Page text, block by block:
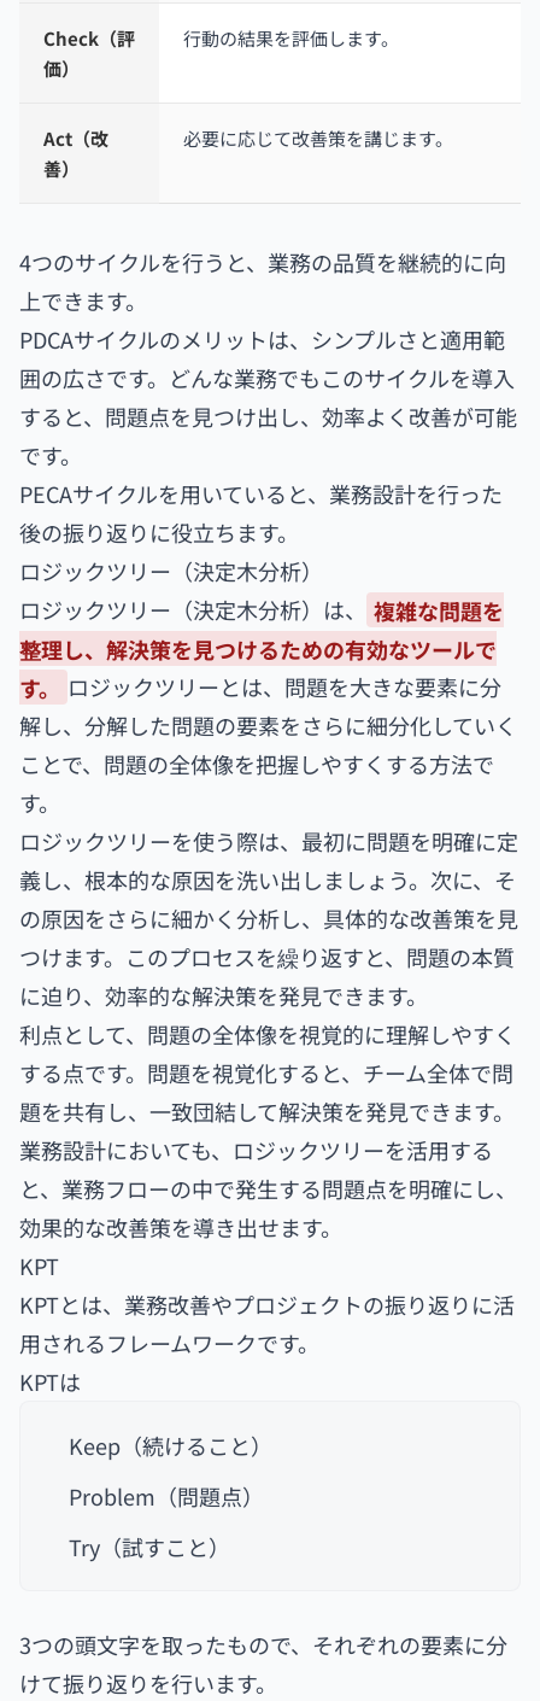
Check（評
価）
行動の結果を評価します。
Act（改
善）
必要に応じて改善策を講じます。
4つのサイクルを行うと、業務の品質を継続的に向
上できます。
PDCAサイクルのメリットは、シンプルさと適用範
囲の広さです。どんな業務でもこのサイクルを導入
すると、問題点を見つけ出し、効率よく改善が可能
です。
PECAサイクルを用いていると、業務設計を行った
後の振り返りに役立ちます。
ロジックツリー（決定木分析）
ロジックツリー（決定木分析）は、
複雑な問題を
整理し、解決策を見つけるための有効なツールで
す。
ロジックツリーとは、問題を大きな要素に分
解し、分解した問題の要素をさらに細分化していく
ことで、問題の全体像を把握しやすくする方法で
す。
ロジックツリーを使う際は、最初に問題を明確に定
義し、根本的な原因を洗い出しましょう。次に、そ
の原因をさらに細かく分析し、具体的な改善策を見
つけます。このプロセスを繰り返すと、問題の本質
に迫り、効率的な解決策を発見できます。
利点として、問題の全体像を視覚的に理解しやすく
する点です。問題を視覚化すると、チーム全体で問
題を共有し、一致団結して解決策を発見できます。
業務設計においても、ロジックツリーを活用する
と、業務フローの中で発生する問題点を明確にし、
効果的な改善策を導き出せます。
KPT
KPTとは、業務改善やプロジェクトの振り返りに活
用されるフレームワークです。
KPTは
Keep（続けること）
Problem（問題点）
Try（試すこと）
3つの頭文字を取ったもので、それぞれの要素に分
けて振り返りを行います。